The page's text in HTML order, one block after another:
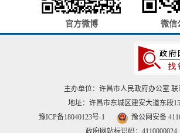
官方微博 微信
主办单位：许昌市人民政府办公室 联
地址：许昌市东城区建安大道东段
豫ICP备18040123号-1
豫公网安备
政府网站标识码：4110000024